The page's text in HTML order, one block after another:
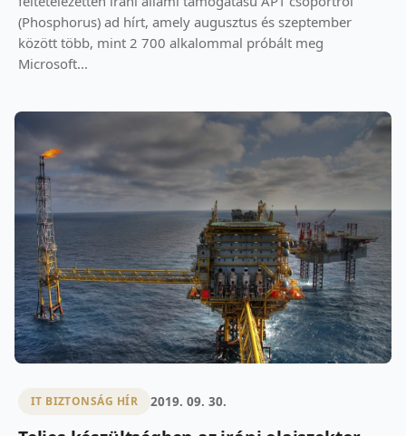
(Phosphorus) ad hírt, amely augusztus és szeptember
között több, mint 2 700 alkalommal próbált meg
Microsoft...
IT BIZTONSÁG HÍR 2019. 09. 30.